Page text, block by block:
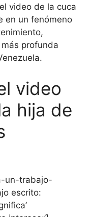
video de la cuca
en un fenómeno
profunda
video
hija de
un-trabajo-
escrito: